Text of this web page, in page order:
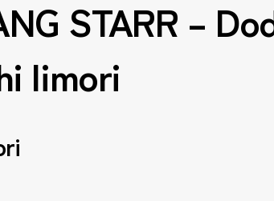
STARR –
Iimori